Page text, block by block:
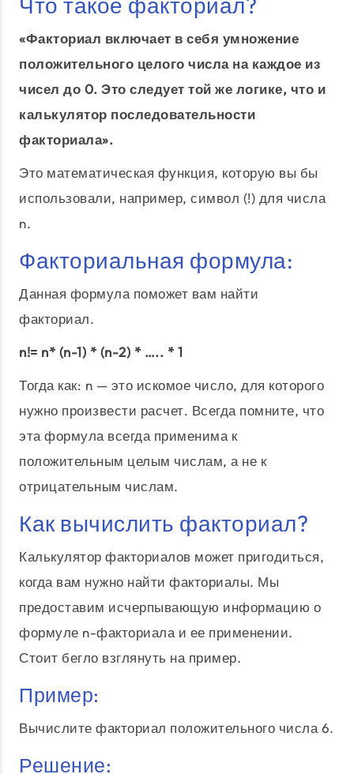
«Факториал включает в себя умножение
положительного целого числа на каждое из
чисел до 0. Это следует той же логике, что и
калькулятор последовательности
факториала».
Это математическая функция, которую вы бы
использовали, например, символ (!) для числа
n.
Факториальная формула:
Данная формула поможет вам найти
факториал.
n!= n* (n-1) * (n-2) * ….. * 1
Тогда как: n — это искомое число, для которого
нужно произвести расчет. Всегда помните, что
эта формула всегда применима к
положительным целым числам, а не к
отрицательным числам.
Как вычислить факториал?
Калькулятор факториалов может пригодиться,
когда вам нужно найти факториалы. Мы
предоставим исчерпывающую информацию о
формуле n-факториала и ее применении.
Стоит бегло взглянуть на пример.
Пример:
Вычислите факториал положительного числа 6.
Решение: